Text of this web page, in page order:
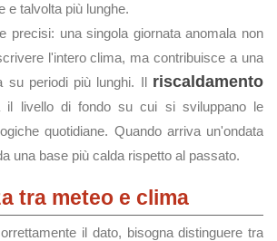
e talvolta più lunghe.
precisi: una singola giornata anomala non
l'intero clima, ma contribuisce a una
su periodi più lunghi. Il riscaldamento
il livello di fondo su cui si sviluppano le
quotidiane. Quando arriva un'ondata
una base più calda rispetto al passato.
tra meteo e clima
il dato, bisogna distinguere tra